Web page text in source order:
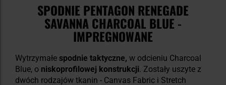
SPODNIE PENTAGON RENEGADE
SAVANNA CHARCOAL BLUE -
IMPREGNOWANE
Wytrzymałe spodnie taktyczne, w odcieniu Charcoal
Blue, o niskoprofilowej konstrukcji. Zostały uszyte z
dwóch rodzajów tkanin - Canvas Fabric i Stretch